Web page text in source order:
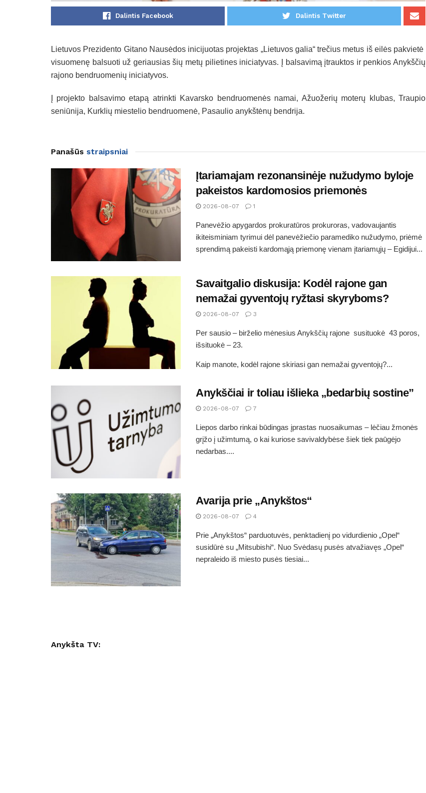
Dalintis Facebook Dalintis Twitter
Lietuvos Prezidento Gitano Nausėdos inicijuotas projektas „Lietuvos galia“ trečius metus iš eilės pakvietė
visuomenę balsuoti už geriausias šių metų pilietines iniciatyvas. Į balsavimą įtrauktos ir penkios Anykščių
rajono bendruomenių iniciatyvos.
Į projekto balsavimo etapą atrinkti Kavarsko bendruomenės namai, Ažuožerių moterų klubas, Traupio
seniūnija, Kurklių miestelio bendruomenė, Pasaulio anykštėnų bendrija.
Panašūs straipsniai
Įtariamajam rezonansinėje nužudymo byloje
pakeistos kardomosios priemonės
2026-08-07 1
Panevėžio apygardos prokuratūros prokuroras, vadovaujantis
ikiteisminiam tyrimui dėl panevėžiečio paramediko nužudymo, priėmė
sprendimą pakeisti kardomąją priemonę vienam įtariamųjų – Egidijui...
Savaitgalio diskusija: Kodėl rajone gan
nemažai gyventojų ryžtasi skyryboms?
2026-08-07 3
Per sausio – birželio mėnesius Anykščių rajone susituokė 43 poros,
išsituokė – 23.
Kaip manote, kodėl rajone skiriasi gan nemažai gyventojų?...
Anykščiai ir toliau išlieka „bedarbių sostine”
2026-08-07 7
Liepos darbo rinkai būdingas įprastas nuosaikumas – lėčiau žmonės
grįžo į užimtumą, o kai kuriose savivaldybėse šiek tiek paūgėjo
nedarbas....
Avarija prie „Anykštos“
2026-08-07 4
Prie „Anykštos“ parduotuvės, penktadienį po vidurdienio „Opel“
susidūrė su „Mitsubishi“. Nuo Svėdasų pusės atvažiavęs „Opel“
nepraleido iš miesto pusės tiesiai...
Anykšta TV: